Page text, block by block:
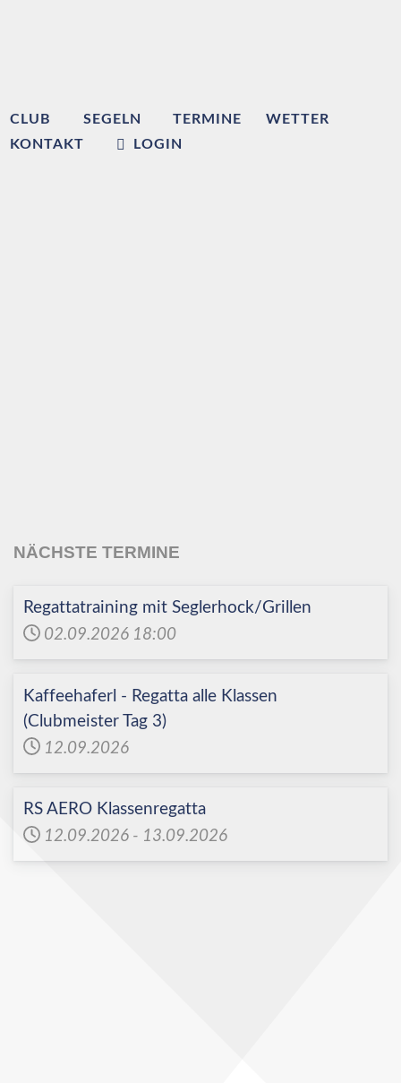
CLUB SEGELN TERMINE
WETTER
KONTAKT
LOGIN
NÄCHSTE TERMINE
Regattatraining mit Seglerhock/Grillen
02.09.2026 18:00
Kaffeehaferl - Regatta alle Klassen
(Clubmeister Tag 3)
12.09.2026
RS AERO Klassenregatta
12.09.2026 - 13.09.2026